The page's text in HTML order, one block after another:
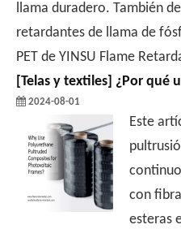
llama duradero. También
retardantes de llama de
PET de YINSU Flame
Telas y textiles ¿Por qué utilizar compuestos pultruidos de
2024-08-01
Este
con
esteras